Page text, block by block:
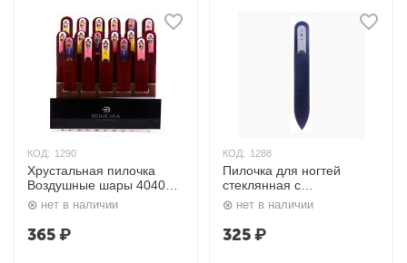
КОД: 1290
Хрустальная пилочка
Воздушные шары 4040
Bohemia Professional
нет в наличии
365₽
КОД: 1288
Пилочка для ногтей
стеклянная с
кристаллами 1025
Bohemia Professional
нет в наличии
325₽